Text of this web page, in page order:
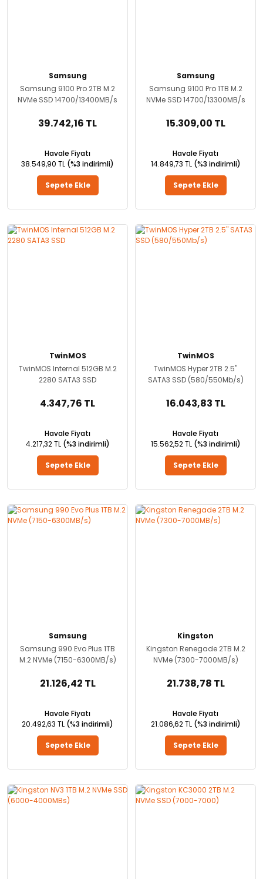
Samsung
Samsung 9100 Pro 2TB M.2
NVMe SSD 14700/13400MB/s
39.742,16 TL
Havale Fiyatı
38.549,90 TL (%3 indirimli)
Sepete Ekle
Samsung
Samsung 9100 Pro 1TB M.2
NVMe SSD 14700/13300MB/s
15.309,00 TL
Havale Fiyatı
14.849,73 TL (%3 indirimli)
Sepete Ekle
TwinMOS
TwinMOS Internal 512GB M.2
2280 SATA3 SSD
4.347,76 TL
Havale Fiyatı
4.217,32 TL (%3 indirimli)
Sepete Ekle
TwinMOS
TwinMOS Hyper 2TB 2.5''
SATA3 SSD (580/550Mb/s)
16.043,83 TL
Havale Fiyatı
15.562,52 TL (%3 indirimli)
Sepete Ekle
Samsung
Samsung 990 Evo Plus 1TB
M.2 NVMe (7150-6300MB/s)
21.126,42 TL
Havale Fiyatı
20.492,63 TL (%3 indirimli)
Sepete Ekle
Kingston
Kingston Renegade 2TB M.2
NVMe (7300-7000MB/s)
21.738,78 TL
Havale Fiyatı
21.086,62 TL (%3 indirimli)
Sepete Ekle